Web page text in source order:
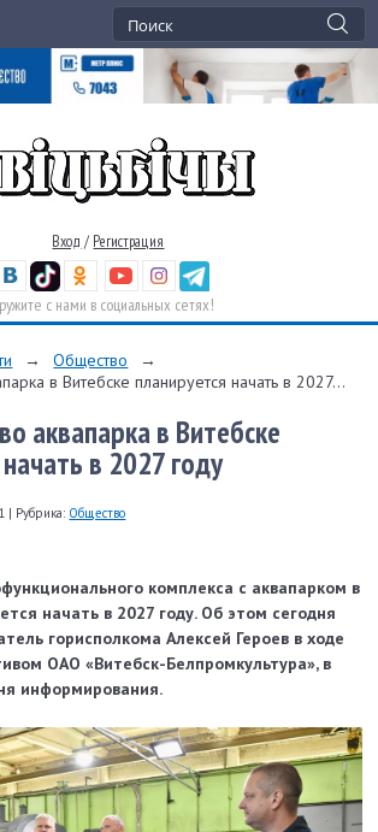
Вход / Регистрация
с нами в социальных сетях!
→ Общество
→
в Витебске планируется начать в 2027...
аквапарка в Витебске
в 2027 году
| Рубрика: Общество
комплекса с аквапарком в
начать в 2027 году. Об этом сегодня
горисполкома Алексей Героев в ходе
ОАО «Витебск-Белпромкультура», в
информирования.